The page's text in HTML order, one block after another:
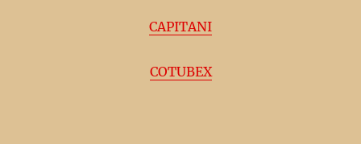
CAPITANI
COTUBEX